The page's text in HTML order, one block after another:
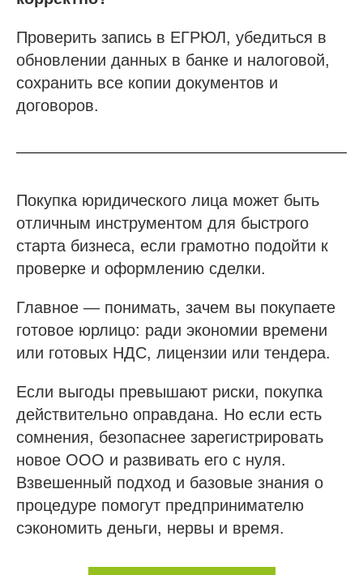
Проверить запись в ЕГРЮЛ, убедиться в
обновлении данных в банке и налоговой,
сохранить все копии документов и
договоров.
Покупка юридического лица может быть
отличным инструментом для быстрого
старта бизнеса, если грамотно подойти к
проверке и оформлению сделки.
Главное — понимать, зачем вы покупаете
готовое юрлицо: ради экономии времени
или готовых НДС, лицензии или тендера.
Если выгоды превышают риски, покупка
действительно оправдана. Но если есть
сомнения, безопаснее зарегистрировать
новое ООО и развивать его с нуля.
Взвешенный подход и базовые знания о
процедуре помогут предпринимателю
сэкономить деньги, нервы и время.
Получить бесплатную консультацию
Политика конфиденциальности
Согласие на рекламную рассылку
Согласие на обработку персональных данных